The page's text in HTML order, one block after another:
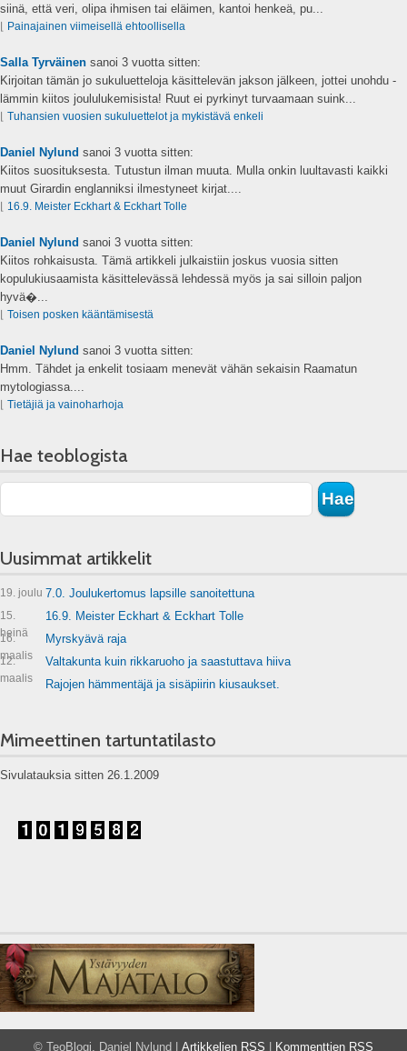
siinä, että veri, olipa ihmisen tai eläimen, kantoi henkeä, pu...
⌊ Painajainen viimeisellä ehtoollisella
Salla Tyrväinen sanoi 3 vuotta sitten:
Kirjoitan tämän jo sukuluetteloja käsittelevän jakson jälkeen, jottei unohdu -
lämmin kiitos joululukemisista! Ruut ei pyrkinyt turvaamaan suink...
⌊ Tuhansien vuosien sukuluettelot ja mykistävä enkeli
Daniel Nylund sanoi 3 vuotta sitten:
Kiitos suosituksesta. Tutustun ilman muuta. Mulla onkin luultavasti kaikki
muut Girardin englanniksi ilmestyneet kirjat....
⌊ 16.9. Meister Eckhart & Eckhart Tolle
Daniel Nylund sanoi 3 vuotta sitten:
Kiitos rohkaisusta. Tämä artikkeli julkaistiin joskus vuosia sitten
kopulukiusaamista käsittelevässä lehdessä myös ja sai silloin paljon
hyvä�...
⌊ Toisen posken kääntämisestä
Daniel Nylund sanoi 3 vuotta sitten:
Hmm. Tähdet ja enkelit tosiaam menevät vähän sekaisin Raamatun
mytologiassa....
⌊ Tietäjiä ja vainoharhoja
Hae teoblogista
Uusimmat artikkelit
19. joulu 7.0. Joulukertomus lapsille sanoitettuna
15.
heinä
16.9. Meister Eckhart & Eckhart Tolle
16.
maalis
Myrskyävä raja
12.
maalis
Valtakunta kuin rikkaruoho ja saastuttava hiiva
Rajojen hämmentäjä ja sisäpiirin kiusaukset.
Mimeettinen tartuntatilasto
Sivulatauksia sitten 26.1.2009
© TeoBlogi, Daniel Nylund | Artikkelien RSS Kommenttien RSS